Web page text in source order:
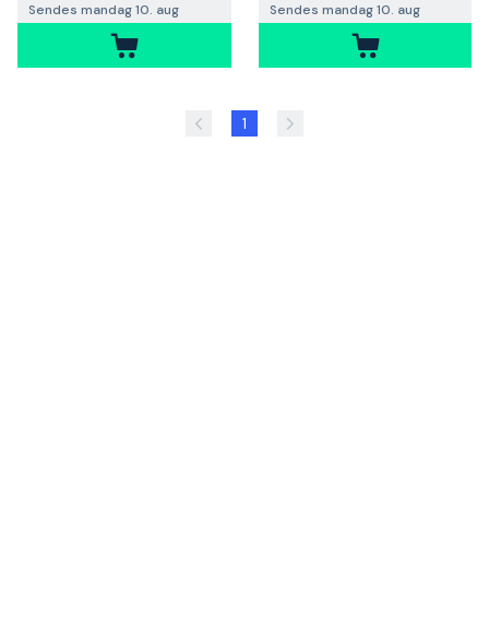
Sendes mandag 10. aug Sendes mandag 10. aug
1